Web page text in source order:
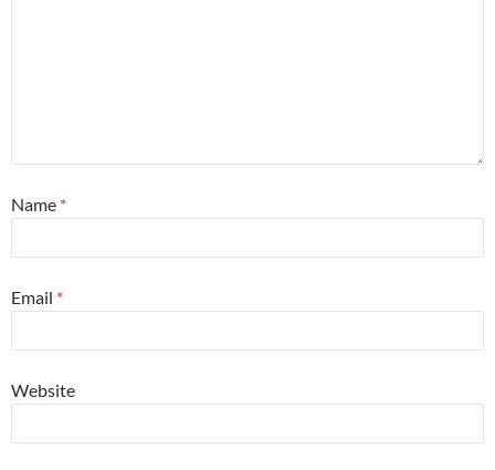
Name *
Email *
Website